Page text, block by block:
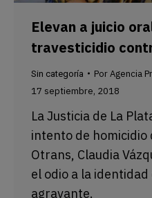
Elevan a juicio
travesticidio
Sin categoría PorAgencia
17 septiembre, 2018
La Justicia de La
intento de homicidio
Otrans, Claudia
el odio a la
agravante.